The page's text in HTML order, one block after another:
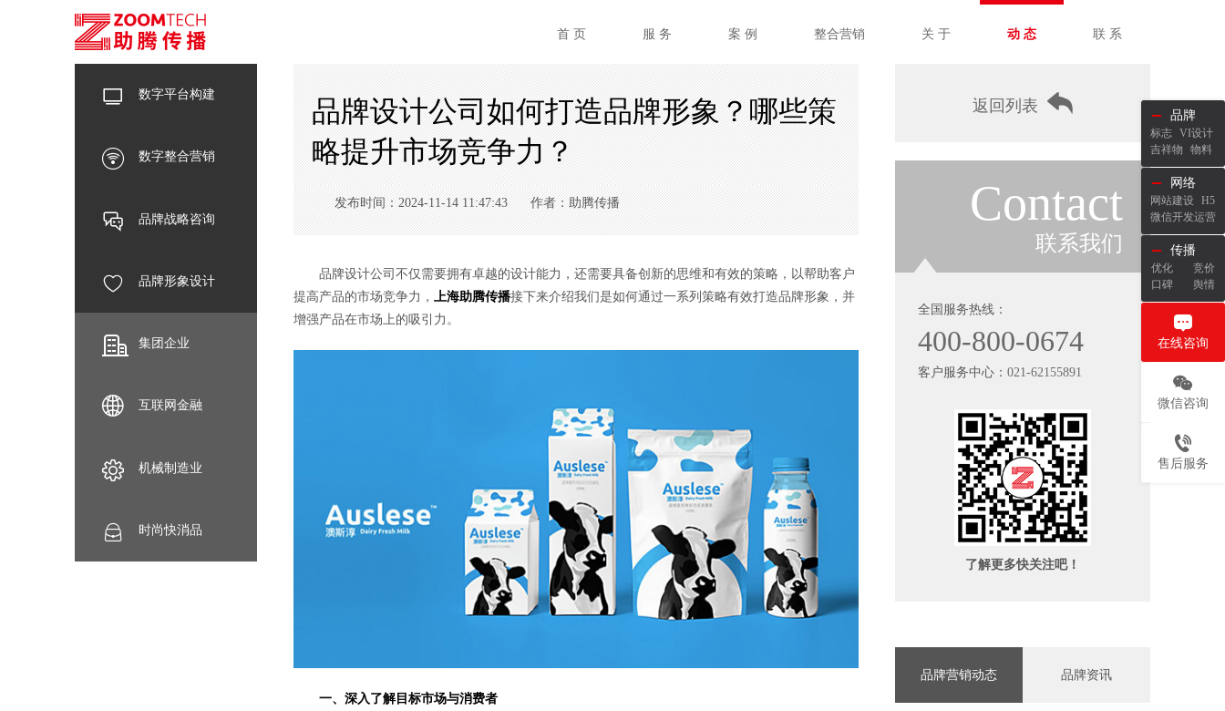
首 页 服 务 案 例 整合营销 关 于 动 态 联 系
数字平台构建
数字整合营销
品牌战略咨询
品牌形象设计
集团企业
互联网金融
机械制造业
时尚快消品
品牌设计公司如何打造品牌形象？哪些策
略提升市场竞争力？
发布时间：2024-11-14 11:47:43 作者：助腾传播
品牌设计公司不仅需要拥有卓越的设计能力，还需要具备创新的思维和有效的策略，以帮助客户
提高产品的市场竞争力， 上海助腾传播接下来介绍我们是如何通过一系列策略有效打造品牌形象，并
增强产品在市场上的吸引力。
一、深入了解目标市场与消费者
返回列表
Contact
联系我们
全国服务热线：
400-800-0674
客户服务中心： 021-62155891
了解更多快关注吧！
品牌营销动态 品牌资讯
品牌
标志 VI设计
吉祥物
物料
网络
网站建设 H5
微信开发运营
传播
优化
竞价
口碑
舆情
在线咨询
微信咨询
售后服务